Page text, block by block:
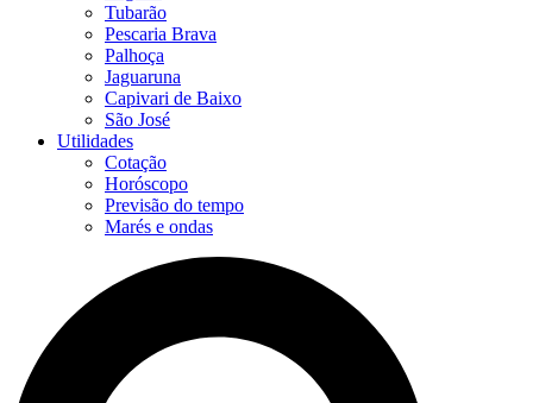
Tubarão
Pescaria Brava
Palhoça
Jaguaruna
Capivari de Baixo
São José
Utilidades
Cotação
Horóscopo
Previsão do tempo
Marés e ondas